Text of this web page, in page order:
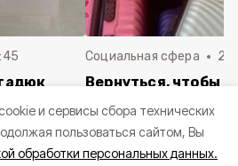
и сервисы сбора технических
пользоваться сайтом, Вы
обработки персональных данных.
с
Социальная сфера 20
Вернуться, чтобы
в Белгородскую
пять лет